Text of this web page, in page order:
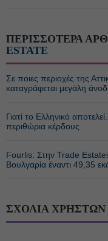
ΠΕΡΙΣΣΟΤΕΡΑ
ESTATE
Σε ποιες περιοχές της
καταγράφεται μεγάλη
Γιατί το Ελληνικό
περιθώρια κέρδους
Fourlis: Στην Trade
Βουλγαρία έναντι 49,35
ΣΧΟΛΙΑ ΧΡΗΣΤΩΝ